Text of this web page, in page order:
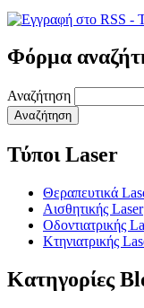
Φόρμα
Αναζήτηση
Τύποι Laser
Θεραπευτικά
Αισθητικής Laser
Οδοντιατρικής
Κτηνιατρικής
Κατηγορίες